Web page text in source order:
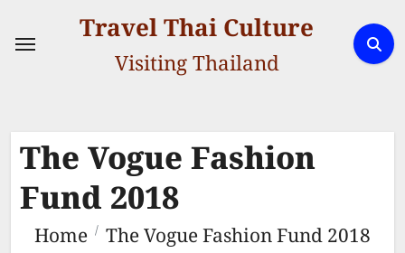
Travel Thai Culture
Visiting Thailand
The Vogue Fashion
Fund 2018
Home The Vogue Fashion Fund 2018